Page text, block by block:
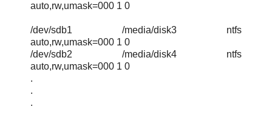
auto,rw,umask=000 1 0
/dev/sdb1 /media/disk3 ntfs
auto,rw,umask=000 1 0
/dev/sdb2 /media/disk4 ntfs
auto,rw,umask=000 1 0
.
.
.